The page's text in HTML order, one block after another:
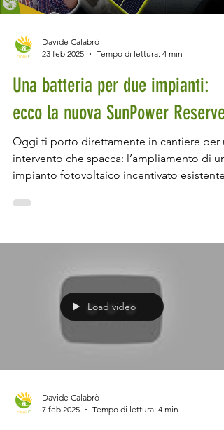
imp
Davide Calabrò
23 feb 2025
Tempo di lettura: 4 min
Una batteria per due impianti:
ecco la nuova SunPower Reserve
Oggi ti porto direttamente in cantiere per
intervento che spacca: l’ampliamento di un
Load video